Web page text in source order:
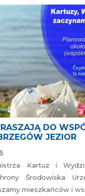
DO
JEZIOR
Kartuz i
Środowiska
mieszkańców i